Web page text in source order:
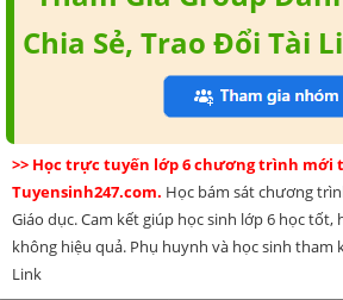
Chia Sẻ, Trao Đổi Tài
>> Học trực tuyến lớp 6 chương trình mới
Tuyensinh247.com. Học bám sát chương
Giáo dục. Cam kết giúp học sinh lớp 6 học
không hiệu quả. Phụ huynh và học sinh tham
Link